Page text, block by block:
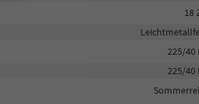
18
225/40
225/40